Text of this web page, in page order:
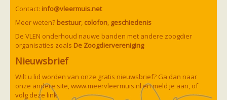
Contact: info@vleermuis.net
Meer weten? bestuur, colofon geschiedenis
De VLEN onderhoud nauwe banden met andere zoogdier
organisaties zoals De Zoogdiervereniging
Nieuwsbrief
Wilt u lid worden van onze gratis nieuwsbrief? Ga dan naar
onze andere site, www.meervleermuis.nlen meld je aan, of
volg deze link